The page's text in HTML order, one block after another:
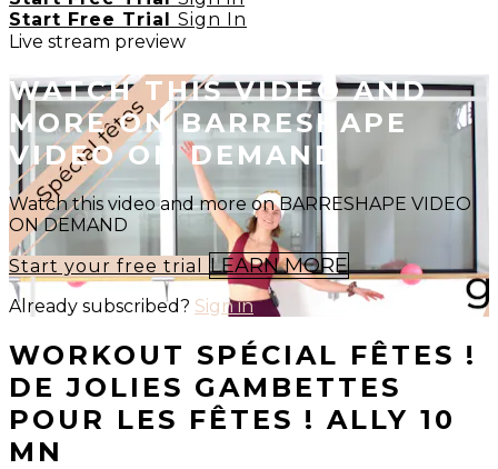
Start Free Trial Sign In
Live stream preview
WATCH THIS VIDEO AND
MORE ON BARRESHAPE
VIDEO ON DEMAND
Watch this video and more on BARRESHAPE VIDEO
ON DEMAND
Start your free trial LEARN MORE
Already subscribed? Sign in
WORKOUT SPÉCIAL FÊTES !
DE JOLIES GAMBETTES
POUR LES FÊTES ! ALLY 10
MN